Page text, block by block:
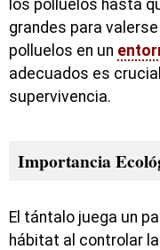
los polluelos hasta
grandes para
polluelos en un
adecuados es
supervivencia.
Importancia
El tántalo juega un
hábitat al controlar